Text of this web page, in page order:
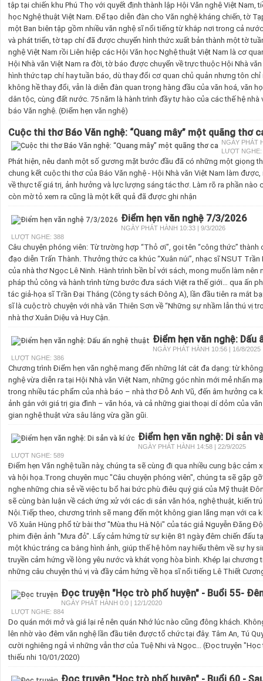
tập tại chiến khu Phú Thọ với quyết định thành lập Hội Văn nghệ Việt Nam,
học Nghệ thuật Việt Nam. Để tạo diễn đàn cho Văn nghệ kháng chiến, tờ
một Ban biên tập gồm nhiều văn nghệ sĩ nổi tiếng từ khắp nơi trong cả
và phát triển, tờ tạp chí đã được chuyển hình thức xuất bản thành một tờ
nghệ Việt Nam rồi Liên hiệp các Hội Văn học Nghệ thuật Việt Nam là cơ
Hội Nhà văn Việt Nam ra đời, tờ báo được chuyển về trực thuộc Hội Nhà
hình thức tạp chí hay tuần báo, dù thay đổi cơ quan chủ quản nhưng tôn
không hề thay đổi, vẫn là diễn đàn quan trọng hàng đầu của văn hoá, văn
dân tộc, cùng đất nước. 75 năm là hành trình đầy tự hào của các thế hệ
báo Văn nghệ. (Điểm hẹn văn nghệ)
Cuộc thi thơ Báo Văn nghệ: “Quang mây” một quãng thơ
NGÀY PHÁT
LƯỢT NGHE:
Phát hiện, nêu danh một số gương mặt bước đầu đã có những một giọng
chung kết cuộc thi thơ của Báo Văn nghệ - Hội Nhà văn Việt Nam làm
về thực tế giá trị, ảnh hưởng và lực lượng sáng tác thơ. Làm rõ ra phần nào
còn mờ tỏ xem ra cũng là một kết quả đã được ghi nhận
Điểm hẹn văn nghệ 7/3/2026
NGÀY PHÁT HÀNH 10:33 | 9/3/2026
LƯỢT NGHE: 388
Câu chuyện phóng viên: Từ trường hợp “Thỏ ơi”, gọi tên “công thức”
đạo diễn Trấn Thành. Thưởng thức ca khúc “Xuân núi”, nhạc sĩ NSUT
của nhà thơ Ngọc Lê Ninh. Hành trình bền bỉ với sách, mong muốn làm
pháp thủ công và hành trình từng bước đưa sách Việt ra thế giới… qua ấn
tác giả-họa sĩ Trần Đại Thắng (Công ty sách Đông A), lần đầu tiên ra mắt
sĩ là cuộc trò chuyện với nhà văn Thiên Sơn về “Những sự nhầm lẫn thú vị
nhà thơ Xuân Diệu và Huy Cận.
Điểm hẹn văn nghệ: Dấu
NGÀY PHÁT HÀNH 10:56 | 16/8/2025
LƯỢT NGHE: 386
Chương trình Điểm hẹn văn nghệ mang đến những lát cắt đa dạng: từ
nghệ vừa diễn ra tại Hội Nhà văn Việt Nam, những góc nhìn mới mẻ nhấn
trong nhiều tác phẩm của nhà báo – nhà thơ Đỗ Anh Vũ, đến âm hưởng ca
ảnh gắn với giá trị gia đình – văn hóa, và cả những giai thoại dí dỏm của
gian nghệ thuật vừa sâu lắng vừa gần gũi.
Điểm hẹn văn nghệ: Di sản
NGÀY PHÁT HÀNH 14:58 | 22/9/2025
LƯỢT NGHE: 589
Điểm hẹn Văn nghệ tuần này, chúng ta sẽ cùng đi qua nhiều cung bậc cảm
và hội họa.Trong chuyên mục "Câu chuyện phóng viên", chúng ta sẽ gặp
nghe những chia sẻ về việc tu bổ hai bức phù điêu quý giá của Mỹ thuật
sẽ cùng bàn luận về cách ứng xử với các di sản văn hóa, nghệ thuật, kiến
Nội.Tiếp theo, chương trình sẽ mang đến một không gian lãng mạn với ca
Võ Xuân Hùng phổ từ bài thơ "Mùa thu Hà Nội" của tác giả Nguyễn Đăng
phim điện ảnh "Mưa đỏ". Lấy cảm hứng từ sự kiện 81 ngày đêm chiến đấu
một khúc tráng ca bằng hình ảnh, giúp thế hệ hôm nay hiểu thêm về sự hy
truyền cảm hứng về lòng yêu nước và khát vọng hòa bình. Khép lại chương
những câu chuyện thú vị và đầy cảm hứng về họa sĩ nổi tiếng Lê Thiết
Đọc truyện "Học trò phố huyện" - Buổi 55-
NGÀY PHÁT HÀNH 0:0 | 12/1/2020
LƯỢT NGHE: 884
Do quán mới mở và giá lại rẻ nên quán Nhớ lúc nào cũng đông khách.
lên nhờ vào đêm văn nghệ lần đầu tiên được tổ chức tại đây. Tâm An, Tú
cười nghiêng ngả vì những vẫn thơ của Tuệ Nhi và Ngọc... (Đọc truyện "Học
thiếu nhi 10/01/2020)
Đọc truyện "Học trò phố huyện" - Buổi 60 -